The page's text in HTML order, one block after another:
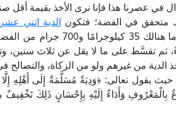
في عصرنا هذا فإنا نرى الأخذ بقيمة أقل
متحقق في الفضة؛ فتكون الدية اثني
الجمهور 2.975 جرامًا تقريبًا، فيكون
تقسَّط على ما لا يقل عن ثلاث سنين،
من غيرهم ولو من الزكاة، والتصالح في
وَأَدَاءٌ إِلَيْهِ بِإِحْسَانٍ ذَلِكَ تَخْفِيفٌ